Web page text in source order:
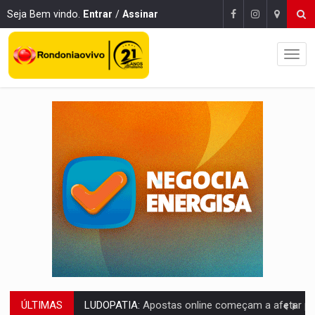
Seja Bem vindo. Entrar / Assinar
ÚLTIMAS REFLORESTAMENTO: Plantar árvores não será mais suficiente para